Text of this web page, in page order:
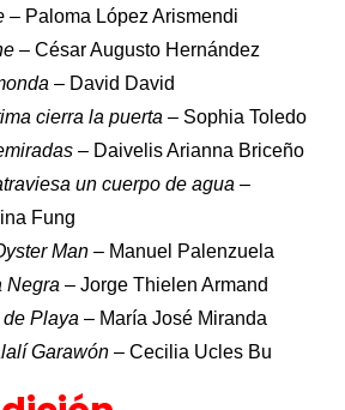
– Paloma López Arismendi
– César Augusto Hernández
– David David
cierra la puerta – Sophia Toledo
– Daivelis Arianna Briceño
un cuerpo de agua –
Fung
Man – Manuel Palenzuela
Negra – Jorge Thielen Armand
Playa – María José Miranda
Garawón – Cecilia Ucles Bu